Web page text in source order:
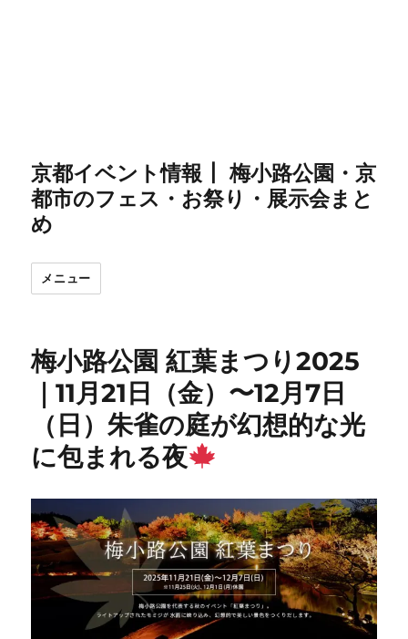
京都イベント情報┃ 梅小路公園・京
都市のフェス・お祭り・展示会まと
め
メニュー
梅小路公園 紅葉まつり2025
｜11月21日（金）〜12月7日
（日）朱雀の庭が幻想的な光
に包まれる夜